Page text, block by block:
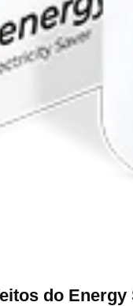
do Energy